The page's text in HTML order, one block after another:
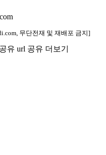
무단전재 및 재배포 금지]
유 url 공유 더보기